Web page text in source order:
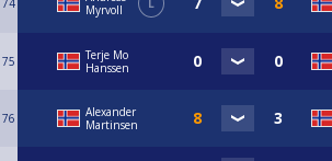
Myrvoll
75
Terje Mo
Hanssen
76
Alexander
Martinsen